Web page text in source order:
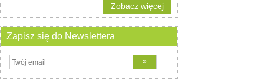
Zobacz więcej
Zapisz się do Newslettera